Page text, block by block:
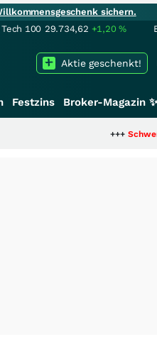
sichern.
Tech 100 29.734,62 +1,20%
Aktie geschenkt!
Festzins Broker-Magazin ✨
Schwere